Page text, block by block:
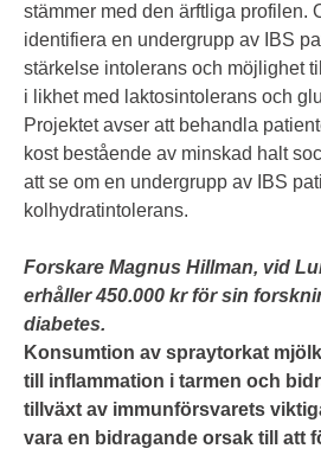
stämmer med den ärftliga profilen.
identifiera en undergrupp av IBS
stärkelse intolerans och möjlighet
i likhet med laktosintolerans och
Projektet avser att behandla
kost bestående av minskad halt
att se om en undergrupp av IBS
kolhydratintolerans.
Forskare Magnus Hillman, vid
erhåller 450.000 kr för sin
diabetes.
Konsumtion av spraytorkat
till inflammation i tarmen och
tillväxt av immunförsvarets
vara en bidragande orsak till att